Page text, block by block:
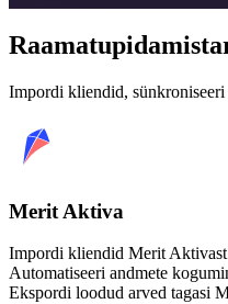
Impordi kliendid, sünkroniseeri
Merit Aktiva
Impordi kliendid Merit Aktivast
Automatiseeri andmete
Ekspordi loodud arved tagasi